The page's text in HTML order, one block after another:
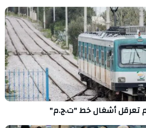
تعرقل أشغال خط "ت.ج.م"